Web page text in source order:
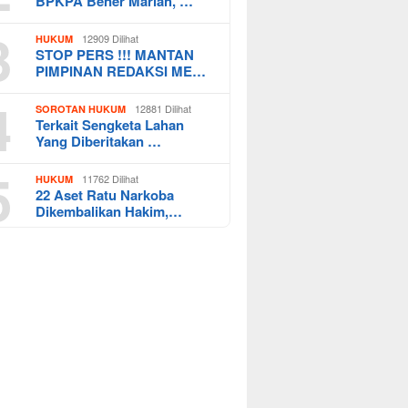
HUKUM 12909 Dilihat
STOP PERS !!! MANTAN
PIMPINAN REDAKSI ME…
SOROTAN HUKUM 12881 Dilihat
Terkait Sengketa Lahan
Yang Diberitakan …
HUKUM 11762 Dilihat
22 Aset Ratu Narkoba
Dikembalikan Hakim,…